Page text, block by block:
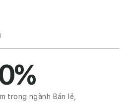
trong ngành Bán lẻ,